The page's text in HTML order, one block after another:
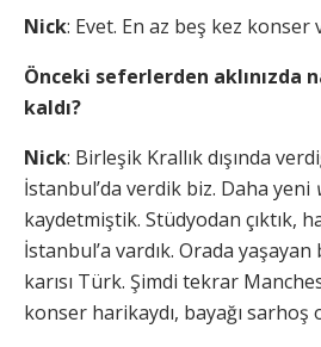
Nick: Evet. En az beş kez konser
Önceki seferlerden aklınızda
kaldı?
Nick: Birleşik Krallık dışında
İstanbul’da verdik biz. Daha yeni
kaydetmiştik. Stüdyodan çıktık,
İstanbul’a vardık. Orada yaşayan
karısı Türk. Şimdi tekrar
konser harikaydı, bayağı sarhoş